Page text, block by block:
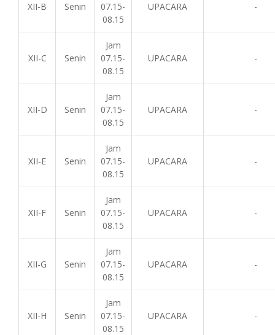
XII-B Senin
07.15-
08.15
UPACARA -
XII-C Senin
Jam
07.15-
08.15
UPACARA -
XII-D Senin
Jam
07.15-
08.15
UPACARA -
XII-E Senin
Jam
07.15-
08.15
UPACARA -
XII-F Senin
Jam
07.15-
08.15
UPACARA -
XII-G Senin
Jam
07.15-
08.15
UPACARA -
XII-H Senin
Jam
07.15-
08.15
UPACARA -